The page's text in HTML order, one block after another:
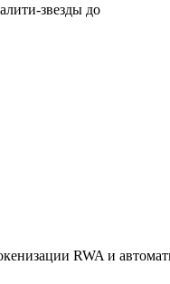
звезды до
RWA и